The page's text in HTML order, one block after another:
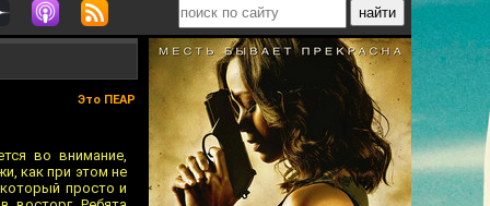
Это ПЕАР
во внимание,
как при этом не
просто и